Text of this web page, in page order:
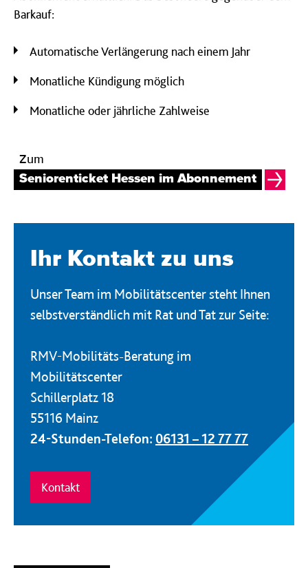
Barkauf:
Automatische Verlängerung nach einem Jahr
Monatliche Kündigung möglich
Monatliche oder jährliche Zahlweise
Zum
Seniorenticket Hessen im Abonnement
Ihr Kontakt zu uns
Unser Team im Mobilitätscenter steht Ihnen
selbstverständlich mit Rat und Tat zur Seite:
RMV-Mobilitäts-Beratung im
Mobilitätscenter
Schillerplatz 18
55116 Mainz
24-Stunden-Telefon: 06131 – 12 77 77
Kontakt